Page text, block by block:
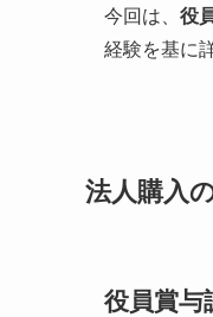
今回は、 役
経験を基に
法人購入
役員賞与